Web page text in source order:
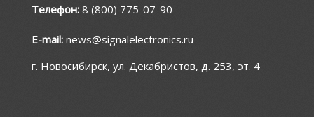
Телефон: 8 (800) 775-07-90
E-mail: news@signalelectronics.ru
г. Новосибирск, ул. Декабристов, д. 253, эт. 4